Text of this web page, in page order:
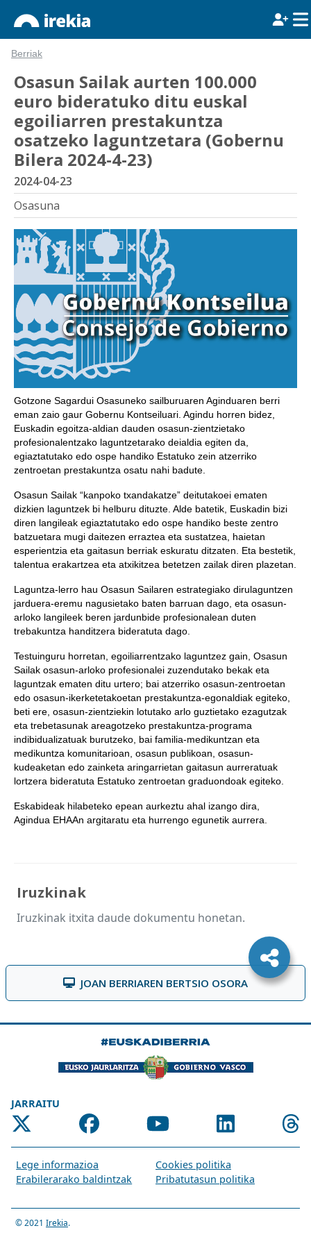
Berriak
Osasun Sailak aurten 100.000
euro bideratuko ditu euskal
egoiliarren prestakuntza
osatzeko laguntzetara (Gobernu
Bilera 2024-4-23)
2024-04-23
Osasuna
Gotzone Sagardui Osasuneko sailburuaren Aginduaren berri
eman zaio gaur Gobernu Kontseiluari. Agindu horren bidez,
Euskadin egoitza-aldian dauden osasun-zientzietako
profesionalentzako laguntzetarako deialdia egiten da,
egiaztatutako edo ospe handiko Estatuko zein atzerriko
zentroetan prestakuntza osatu nahi badute.
Osasun Sailak “kanpoko txandakatze” deitutakoei ematen
dizkien laguntzek bi helburu dituzte. Alde batetik, Euskadin bizi
diren langileak egiaztatutako edo ospe handiko beste zentro
batzuetara mugi daitezen erraztea eta sustatzea, haietan
esperientzia eta gaitasun berriak eskuratu ditzaten. Eta bestetik,
talentua erakartzea eta atxikitzea betetzen zailak diren plazetan.
Laguntza-lerro hau Osasun Sailaren estrategiako dirulaguntzen
jarduera-eremu nagusietako baten barruan dago, eta osasun-
arloko langileek beren jardunbide profesionalean duten
trebakuntza handitzera bideratuta dago.
Testuinguru horretan, egoiliarrentzako laguntzez gain, Osasun
Sailak osasun-arloko profesionalei zuzendutako bekak eta
laguntzak ematen ditu urtero; bai atzerriko osasun-zentroetan
edo osasun-ikerketetakoetan prestakuntza-egonaldiak egiteko,
beti ere, osasun-zientziekin lotutako arlo guztietako ezagutzak
eta trebetasunak areagotzeko prestakuntza-programa
indibidualizatuak burutzeko, bai familia-medikuntzan eta
medikuntza komunitarioan, osasun publikoan, osasun-
kudeaketan edo zainketa aringarrietan gaitasun aurreratuak
lortzera bideratuta Estatuko zentroetan graduondoak egiteko.
Eskabideak hilabeteko epean aurkeztu ahal izango dira,
Agindua EHAAn argitaratu eta hurrengo egunetik aurrera.
Iruzkinak
Iruzkinak itxita daude dokumentu honetan.
JOAN BERRIAREN BERTSIO OSORA
JARRAITU
Lege informazioa
Cookies politika
Erabilerarako baldintzak
Pribatutasun politika
© 2021 Irekia.